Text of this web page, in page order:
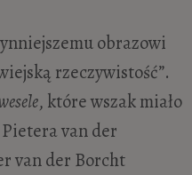
obrazowi
rzeczywistość”.
, które wszak miało
van der
van der Borcht